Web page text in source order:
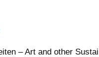
– Art and other